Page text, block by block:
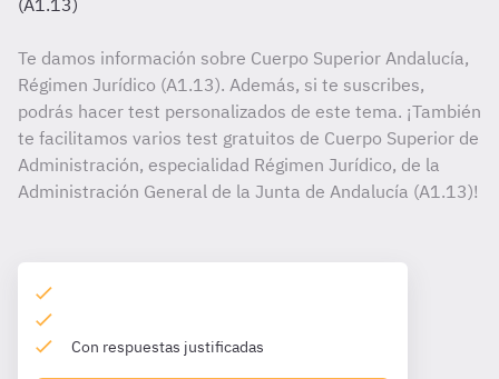
(A1.13)
Te damos información sobre Cuerpo Superior Andalucía,
Régimen Jurídico (A1.13). Además, si te suscribes,
podrás hacer test personalizados de este tema. ¡También
te facilitamos varios test gratuitos de Cuerpo Superior de
Administración, especialidad Régimen Jurídico, de la
Administración General de la Junta de Andalucía (A1.13)!
Con respuestas justificadas